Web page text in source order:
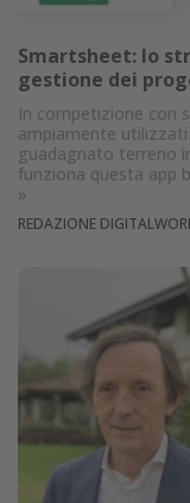
Smartsheet: lo
gestione dei
In competizione con
ampiamente
guadagnato terreno
funziona questa app
»
REDAZIONE